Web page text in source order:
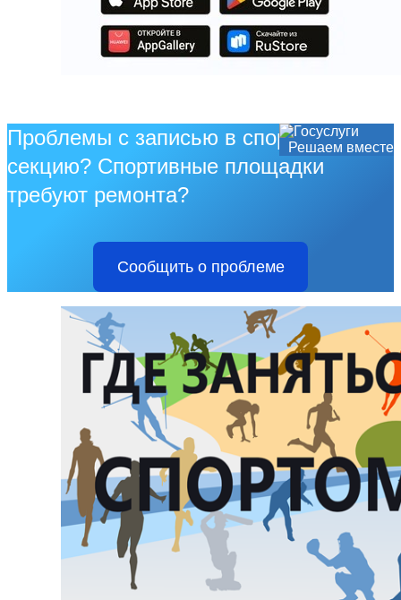
Решаем вместе
Проблемы с записью в спортивную
секцию? Спортивные площадки
требуют ремонта?
Сообщить о проблеме